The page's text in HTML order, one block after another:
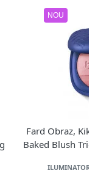
NOU
Fard Obraz,
Baked Blush
ILUMINATOR